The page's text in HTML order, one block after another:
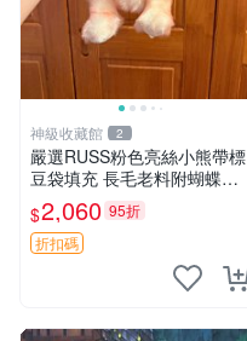
神級收藏館 2
嚴選RUSS粉色亮絲小熊帶標
豆袋填充 長毛老料附蝴蝶結
60包新貨到家 豆袋填充 帶標
小熊 蝴蝶結 60包
$2,060 95折
折扣碼